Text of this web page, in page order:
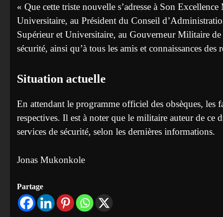
« Que cette triste nouvelle s’adresse à Son
Universitaire, au Président du Conseil
Supérieur et Universitaire, au Gouverneur Militaire
sécurité, ainsi qu’à tous les amis et connaissances des
Situation actuelle
En attendant le programme officiel des obsèques, les
respectives. Il est à noter que le militaire auteur de ce
services de sécurité, selon les dernières informations.
Jonas Mukonkole
Partage